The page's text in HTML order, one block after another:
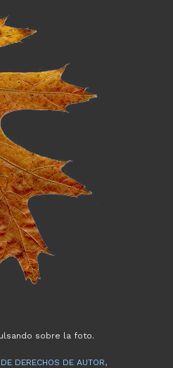
sobre la foto.
DERECHOS DE AUTOR,